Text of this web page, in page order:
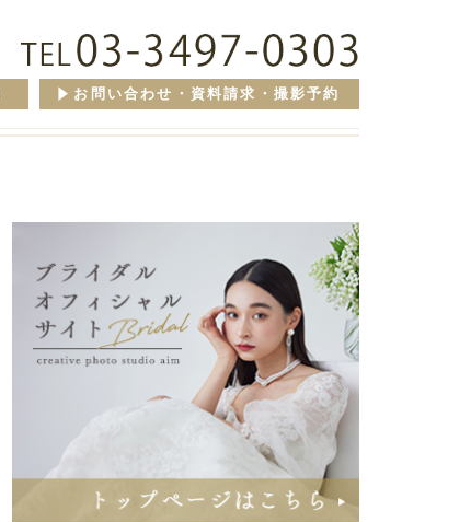
お問い合わせ・資料請求・撮影予約